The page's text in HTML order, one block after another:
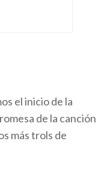
el inicio de la
de la canción
más trols de